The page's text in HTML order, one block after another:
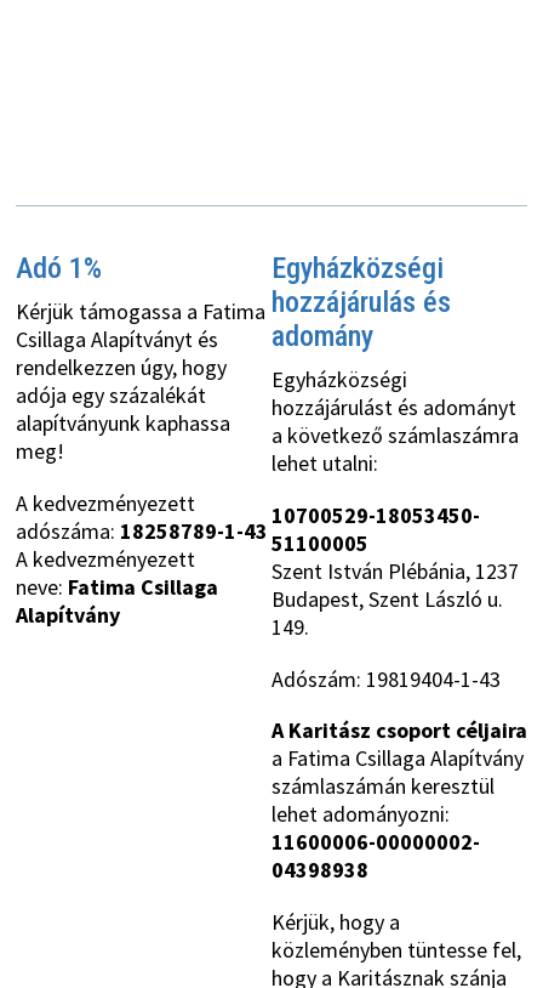
Adó 1%
Kérjük támogassa a Fatima
Csillaga Alapítványt és
rendelkezzen úgy, hogy
adója egy százalékát
alapítványunk kaphassa
meg!
A kedvezményezett
adószáma: 18258789-1-43
A kedvezményezett
neve: Fatima Csillaga
Alapítvány
Egyházközségi
hozzájárulás és
adomány
Egyházközségi
hozzájárulást és adományt
a következő számlaszámra
lehet utalni:
10700529-18053450-
51100005
Szent István Plébánia, 1237
Budapest, Szent László u.
149.
Adószám: 19819404-1-43
A Karitász csoport céljaira
a Fatima Csillaga Alapítvány
számlaszámán keresztül
lehet adományozni:
11600006-00000002-
04398938
Kérjük, hogy a
közleményben tüntesse fel,
hogy a Karitásznak szánja